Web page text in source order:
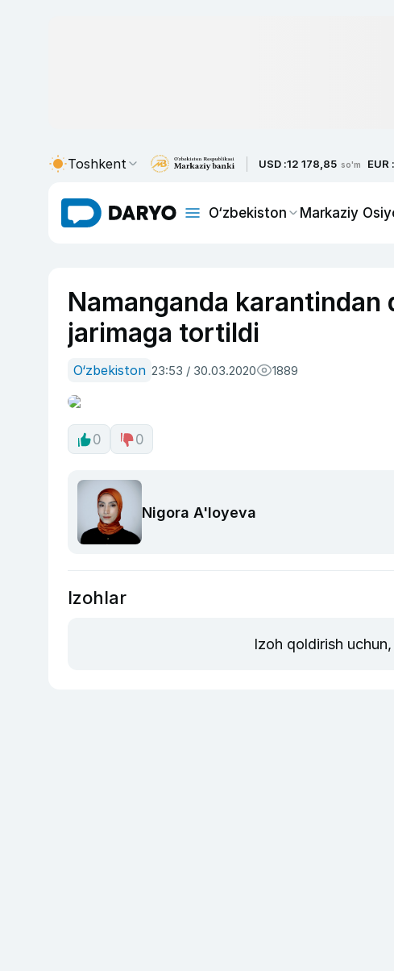
Toshkent USD :12 178,85 so'm EUR :
O‘zbekiston Markaziy
Namanganda
jarimaga tortildi
O‘zbekiston 23:53 / 30.03.2020 1889
0 0
Nigora A'loyeva
Izohlar
Izoh qoldirish